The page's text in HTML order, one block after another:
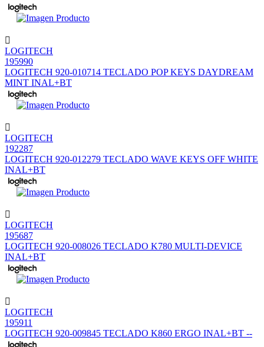
LOGITECH
195990
LOGITECH 920-010714 TECLADO POP KEYS DAYDREAM
MINT INAL+BT
LOGITECH
192287
LOGITECH 920-012279 TECLADO WAVE KEYS OFF WHITE
INAL+BT
LOGITECH
195687
LOGITECH 920-008026 TECLADO K780 MULTI-DEVICE
INAL+BT
LOGITECH
195911
LOGITECH 920-009845 TECLADO K860 ERGO INAL+BT --